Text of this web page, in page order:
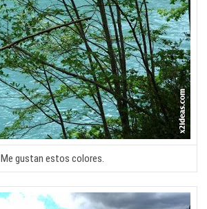
Me gustan estos colores.